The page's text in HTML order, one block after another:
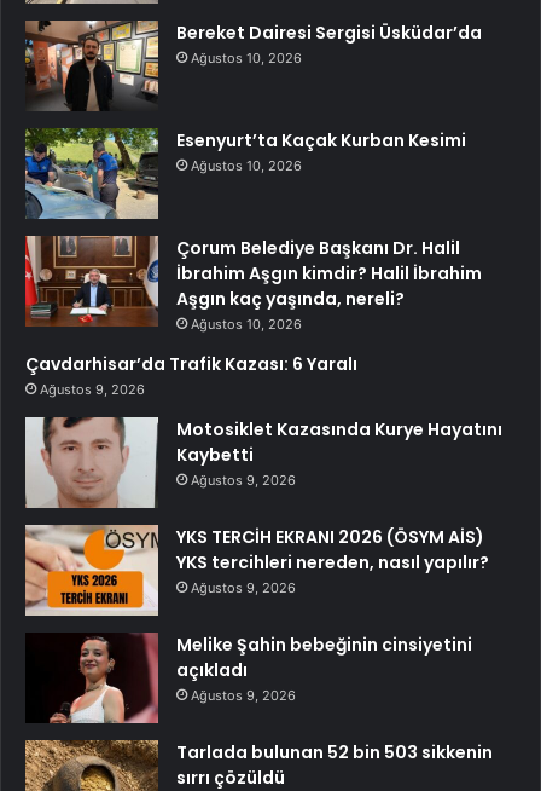
Bereket Dairesi Sergisi Üsküdar’da
Ağustos 10, 2026
Esenyurt’ta Kaçak Kurban Kesimi
Ağustos 10, 2026
Çorum Belediye Başkanı Dr. Halil
İbrahim Aşgın kimdir? Halil İbrahim
Aşgın kaç yaşında, nereli?
Ağustos 10, 2026
Çavdarhisar’da Trafik Kazası: 6 Yaralı
Ağustos 9, 2026
Motosiklet Kazasında Kurye Hayatını
Kaybetti
Ağustos 9, 2026
YKS TERCİH EKRANI 2026 (ÖSYM AİS)
YKS tercihleri nereden, nasıl yapılır?
Ağustos 9, 2026
Melike Şahin bebeğinin cinsiyetini
açıkladı
Ağustos 9, 2026
Tarlada bulunan 52 bin 503 sikkenin
sırrı çözüldü